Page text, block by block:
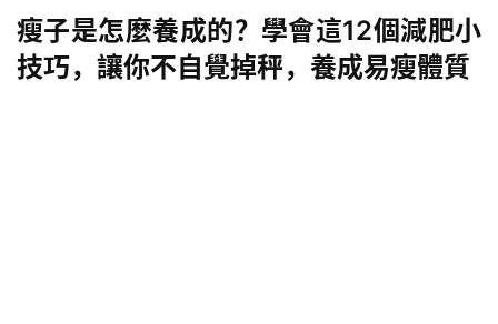
瘦子是怎麼養成的？學會這12個減肥小
技巧，讓你不自覺掉秤，養成易瘦體質